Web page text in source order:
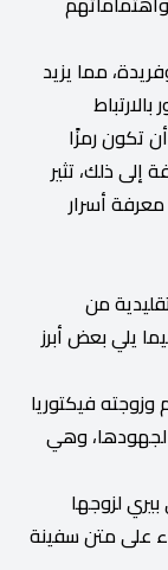
مما يزيد
تكون رمزًا
إلى ذلك، تثير
أسرار
من
يلي بعض أبرز
فيكتوريا
لجهودها، وهي
لزوجها
على متن سفينة